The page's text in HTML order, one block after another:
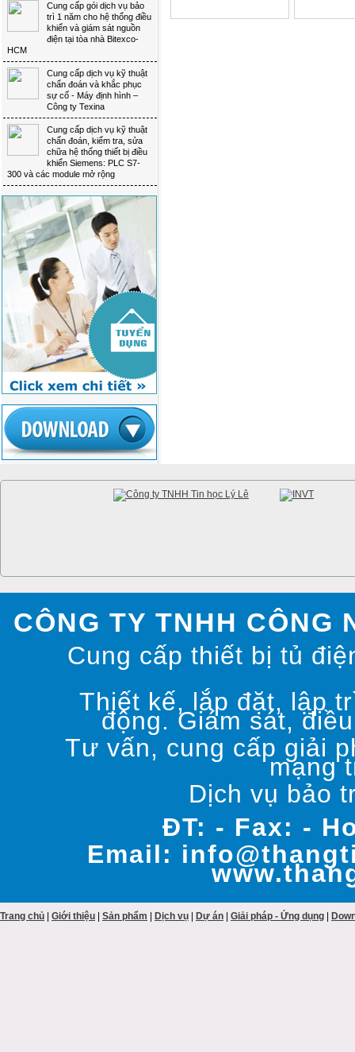
Cung cấp gói dịch vụ bảo
trì 1 năm cho hệ thống điều
khiển và giám sát nguồn
điện tại tòa nhà Bitexco-
HCM
Cung cấp dịch vụ kỹ thuật
chẩn đoán và khắc phục
sự cố - Máy định hình –
Công ty Texina
Cung cấp dịch vụ kỹ thuật
chẩn đoán, kiểm tra, sửa
chữa hệ thống thiết bị điều
khiển Siemens: PLC S7-
300 và các module mở rộng
CÔNG TY TNHH CÔNG
Cung cấp thiết bị tủ
Thiết kế, lắp đặt, lập
động. Giám sát,
Tư vấn, cung cấp giải
mạng
Dịch vụ bảo
ĐT: - Fax: -
Email:
Trang chủ Giới thiệu Sản phẩm Dịch vụ Dự án Giải pháp - Ứng dụng